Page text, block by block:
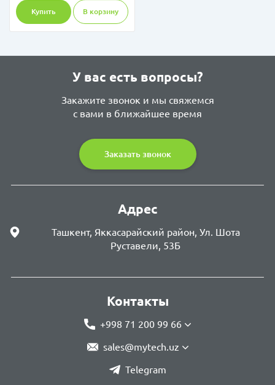
Купить В корзину
У вас есть вопросы?
Закажите звонок и мы свяжемся
с вами в ближайшее время
Заказать звонок
Адрес
Ташкент, Яккасарайский район, Ул. Шота
Руставели, 53Б
Контакты
+998 71 200 99 66
sales@mytech.uz
Telegram